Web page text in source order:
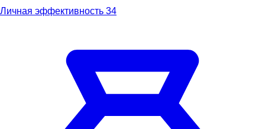
Личная эффективность 34